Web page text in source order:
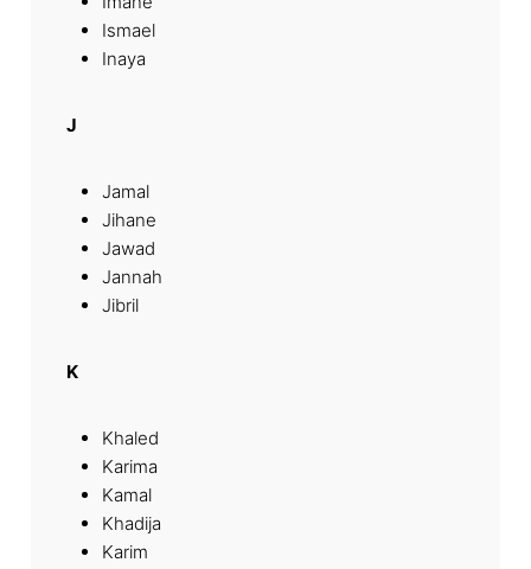
Ismael
Inaya
J
Jamal
Jihane
Jawad
Jannah
Jibril
K
Khaled
Karima
Kamal
Khadija
Karim